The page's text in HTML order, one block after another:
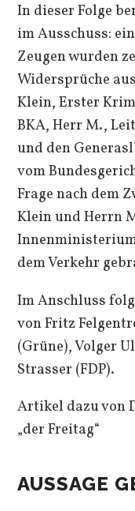
In dieser Folge
im Ausschuss:
Zeugen wurden
Widersprüche
Klein, Erster
BKA, Herr M.,
und den
vom
Frage nach dem
Klein und Herrn
dem Verkehr
Im Anschluss
von Fritz
(Grüne), Volger
Strasser (FDP).
Artikel dazu von
„der Freitag“
AUSSAGE